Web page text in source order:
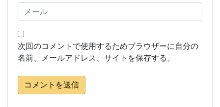
次回のコメントで使用するためブラウザーに自分の
名前、メールアドレス、サイトを保存する。
コメントを送信